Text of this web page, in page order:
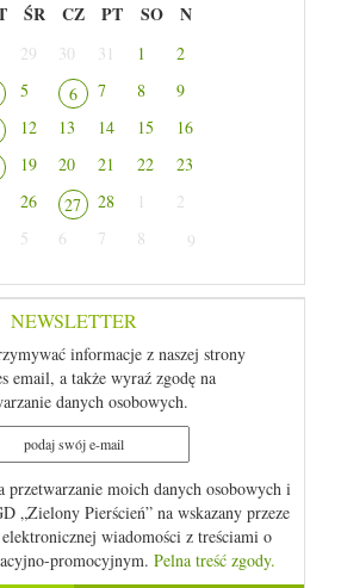
ŚR CZ PT SO N
29 30 31 1
2
5 6 7 8
9
12 13 14 15
16
19 20 21 22
23
26 27 28 1
2
5 6 7 8 9
NEWSLETTER
informacje z naszej strony
email, a także wyraź zgodę na
danych osobowych.
przetwarzanie moich danych osobowych i
„Zielony Pierścień” na wskazany przeze
wiadomości z treściami o
promocyjnym. Pelna treść zgody.